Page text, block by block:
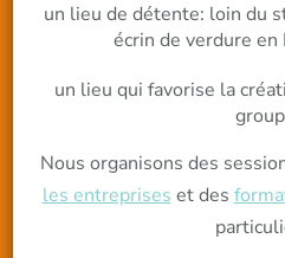
un lieu de détente: loin du
écrin de verdure
un lieu qui favorise la
Nous organisons des
les entreprises et des